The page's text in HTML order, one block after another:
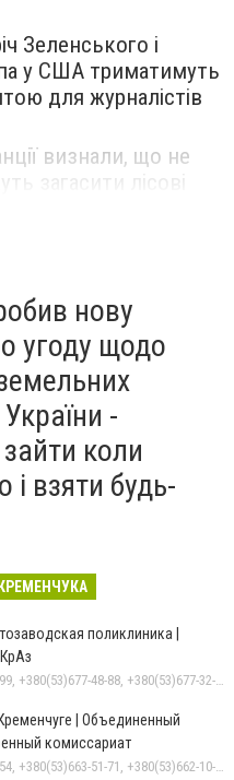
Зеленського і
у США триматимуть
для журналістів
визнали, що не
нову
угоду щодо
-
коли
і взяти будь-
поликлиника |
+380(53)676-62-99, +380(53)677-48-88, +380(53)677-32-74, +380536766187
| Объединенный
комиссариат
+380(53)662-00-54, +380(53)663-51-71, +380(53)662-10-35